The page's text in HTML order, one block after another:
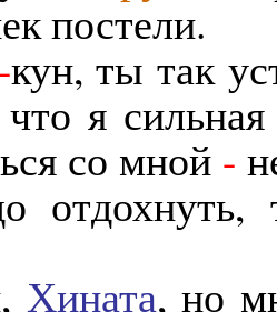
постели.
-кун, ты так
я
со мной -
Хината, но